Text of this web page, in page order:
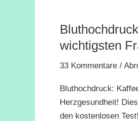
wichtigsten
33 Kommentare /
Bluthochdruck:
Herzgesundheit!
den kostenlosen Test!
Bluthochdruck:
Kaffee-,
&